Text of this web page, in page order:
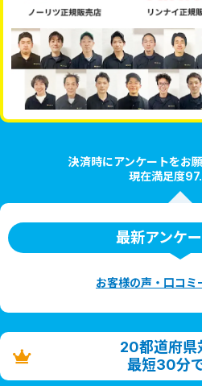
決済時にアンケートをお
現在満足度
最新アンケ
お客様の声・口コミ
20都道府県
最短30分